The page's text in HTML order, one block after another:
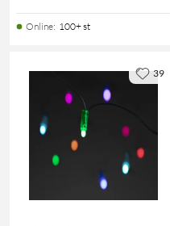
Online: 100+ st
39